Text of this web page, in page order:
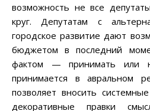
возможность не все
круг. Депутатам с
городское развитие дают
бюджетом в последний
фактом — принимать или
принимается в авральном
позволяет вносить
декоративные правки